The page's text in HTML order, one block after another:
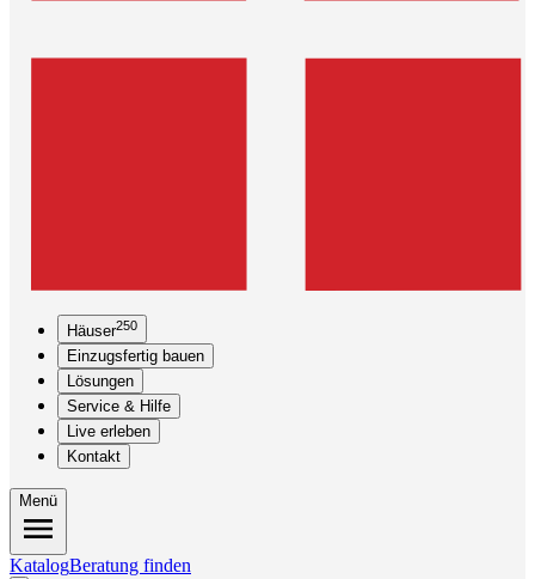
Häuser250
Einzugsfertig bauen
Lösungen
Service & Hilfe
Live erleben
Kontakt
Menü
KatalogBeratung finden